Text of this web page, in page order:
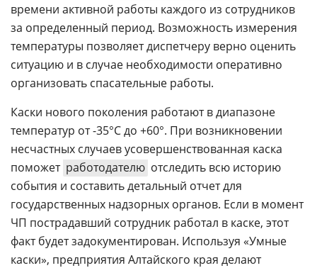
времени активной работы каждого из сотрудников
за определенный период. Возможность измерения
температуры позволяет диспетчеру верно оценить
ситуацию и в случае необходимости оперативно
организовать спасательные работы.
Каски нового поколения работают в диапазоне
температур от -35°С до +60°. При возникновении
несчастных случаев усовершенствованная каска
поможет работодателю отследить всю историю
события и составить детальный отчет для
государственных надзорных органов. Если в момент
ЧП пострадавший сотрудник работал в каске, этот
факт будет задокументирован. Используя «Умные
каски», предприятия Алтайского края делают